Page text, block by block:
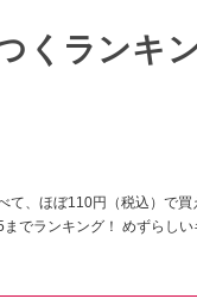
くランキ
、ほぼ110円（税込）で買
でランキング！ めずらしい